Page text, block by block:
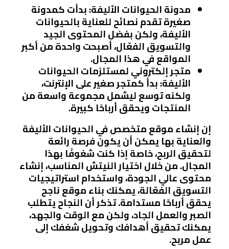
مدونة الحيوانات الأليفة: بدأت كمدونة
صغيرة تقدم نصائح للعناية بالحيوانات
الأليفة، ولكن بفضل المحتوى الجيد
والتسويق الفعّال، أصبحت واحدة من أكبر
المواقع في هذا المجال.
متجر إلكتروني لمستلزمات الحيوانات
الأليفة: بدأ كمتجر صغير على الإنترنت،
ولكنه توسع ليشمل مجموعة واسعة من
المنتجات ويحقق أرباحًا كبيرة.
إن إنشاء موقع متخصص في الحيوانات الأليفة
والعناية بها يمكن أن يكون فرصة رائعة
لتحقيق الربح، خاصة إذا كنت شغوفًا بهذا
المجال. من خلال اختيار النيتش المناسب، إنشاء
محتوى عالي الجودة، واستخدام استراتيجيات
التسويق الفعّالة، يمكنك بناء موقع ناجح
يحقق أرباحًا مستدامة. تذكر أن النجاح يتطلب
الصبر والعمل الجاد، ولكن مع الوقت والجهد،
يمكنك تحقيق أهدافك وتحويل شغفك إلى
عمل مربح.